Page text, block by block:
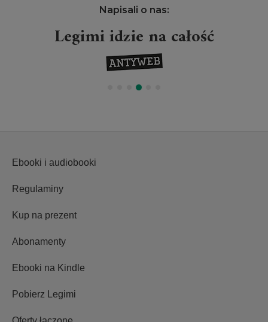
Napisali o nas:
Legimi idzie na całość
Ebooki i audiobooki
Regulaminy
Kup na prezent
Abonamenty
Ebooki na Kindle
Pobierz Legimi